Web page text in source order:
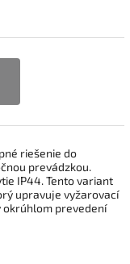
riešenie do
prevádzkou.
IP44. Tento variant
upravuje vyžarovací
okrúhlom prevedení